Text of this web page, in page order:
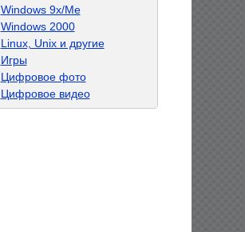
Windows 9x/Me
Windows 2000
Linux, Unix и другие
Игры
Цифровое фото
Цифровое видео